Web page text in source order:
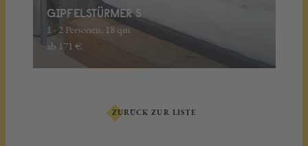
GIPFELSTÜRMER S
1 - 2 Personen, 18 qm
ab 171 €
ZURÜCK ZUR LISTE